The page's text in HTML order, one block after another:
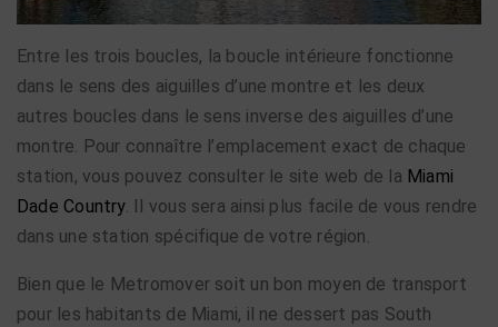
Entre les trois boucles, la boucle intérieure fonctionne
dans le sens des aiguilles d’une montre et les deux
autres boucles dans le sens inverse des aiguilles d’une
montre. Pour connaître l’emplacement exact de chaque
station, vous pouvez consulter le site web de la Miami
Dade Country. Il vous sera ainsi plus facile de vous rendre
dans une station spécifique de votre région.
Bien que le Metromover soit un bon moyen de transport
pour les habitants de Miami, il ne dessert pas South